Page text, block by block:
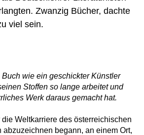
Zwanzig Bücher, dachte
viel sein.
wie ein geschickter Künstler
Stoffen so lange arbeitet und
Werk daraus gemacht hat.
Weltkarriere des österreichischen
abzuzeichnen begann, an einem Ort,